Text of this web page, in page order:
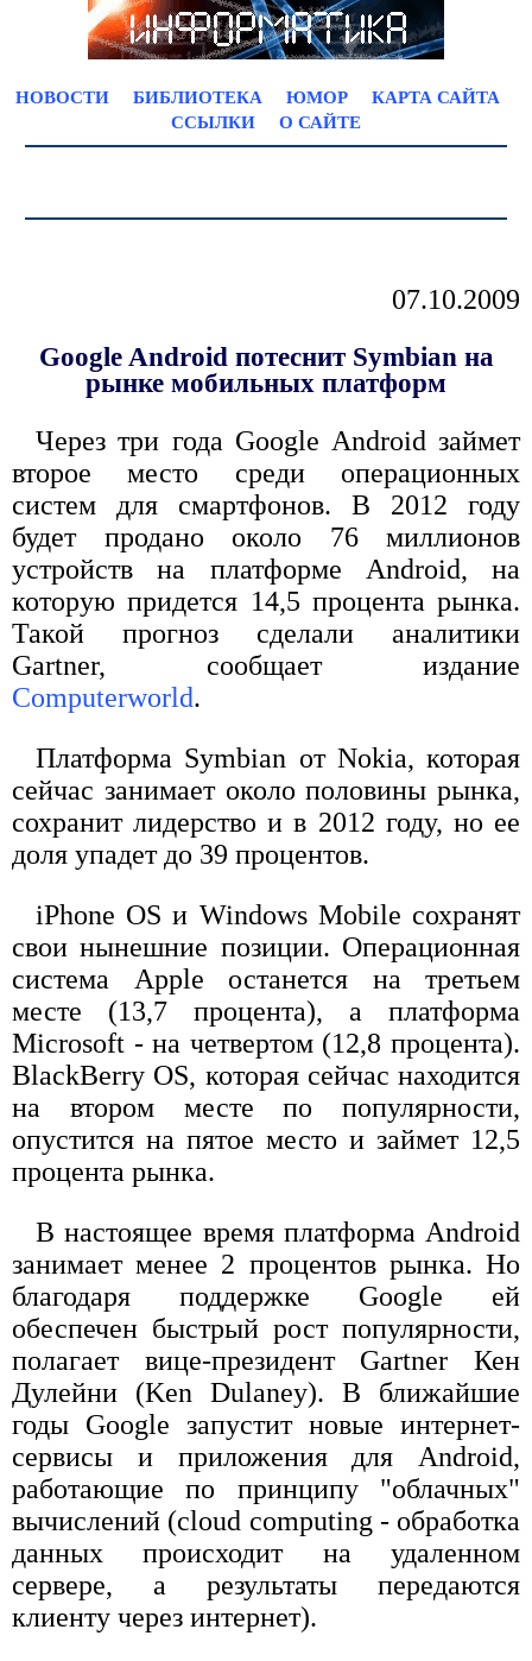
НОВОСТИ БИБЛИОТЕКА ЮМОР
КАРТА САЙТА
ССЫЛКИ
О САЙТЕ
07.10.2009
Google Android потеснит Symbian на
рынке мобильных платформ
Через три года Google Android займет
второе место среди операционных
систем для смартфонов. В 2012 году
будет продано около 76 миллионов
устройств на платформе Android, на
которую придется 14,5 процента рынка.
Такой прогноз сделали аналитики
Gartner, сообщает издание
Computerworld.
Платформа Symbian от Nokia, которая
сейчас занимает около половины рынка,
сохранит лидерство и в 2012 году, но ее
доля упадет до 39 процентов.
iPhone OS и Windows Mobile сохранят
свои нынешние позиции. Операционная
система Apple останется на третьем
месте (13,7 процента), а платформа
Microsoft - на четвертом (12,8 процента).
BlackBerry OS, которая сейчас находится
на втором месте по популярности,
опустится на пятое место и займет 12,5
процента рынка.
В настоящее время платформа Android
занимает менее 2 процентов рынка. Но
благодаря поддержке Google ей
обеспечен быстрый рост популярности,
полагает вице-президент Gartner Кен
Дулейни (Ken Dulaney). В ближайшие
годы Google запустит новые интернет-
сервисы и приложения для Android,
работающие по принципу "облачных"
вычислений (cloud computing - обработка
данных происходит на удаленном
сервере, а результаты передаются
клиенту через интернет).